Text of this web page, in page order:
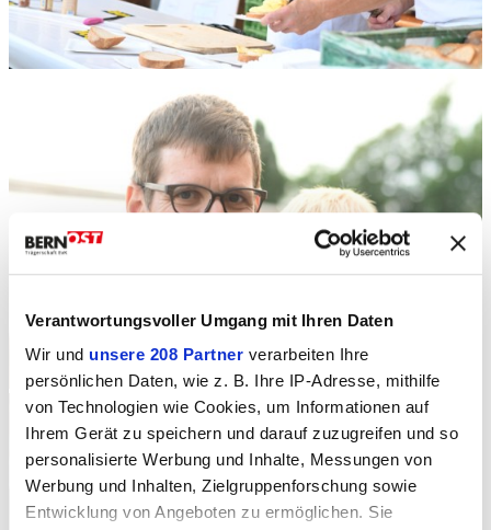
Verantwortungsvoller Umgang mit Ihren Daten
Wir und unsere 208 Partner verarbeiten Ihre
persönlichen Daten, wie z. B. Ihre IP-Adresse, mithilfe
von Technologien wie Cookies, um Informationen auf
Ihrem Gerät zu speichern und darauf zuzugreifen und so
personalisierte Werbung und Inhalte, Messungen von
Werbung und Inhalten, Zielgruppenforschung sowie
Entwicklung von Angeboten zu ermöglichen. Sie